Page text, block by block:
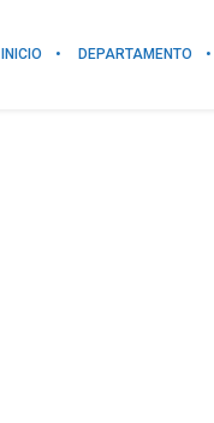
INICIO DEPARTAMENTO